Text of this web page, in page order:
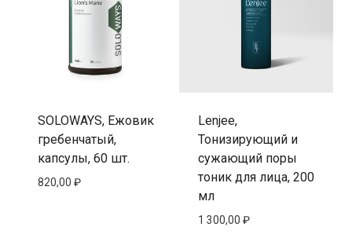
SOLOWAYS, Ежовик
гребенчатый,
капсулы, 60 шт.
820,00 ₽
Lenjee,
Тонизирующий и
сужающий поры
тоник для лица, 200
мл
1 300,00 ₽